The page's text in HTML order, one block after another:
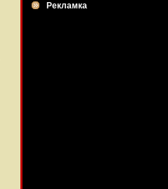
Рекламка